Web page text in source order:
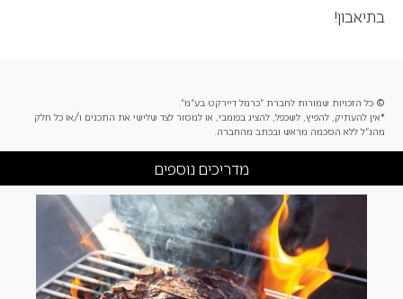
בתיאבון!
© כל הזכויות שמורות לחברת "כרמל דיירקט בע"מ".
*אין להעתיק, להפיץ, לשכפל, להציג בפומבי, או למסור לצד שלישי את התכנים ו/או כל חלק
מהנ"ל ללא הסכמה מראש ובכתב מהחברה.
מדריכים נוספים